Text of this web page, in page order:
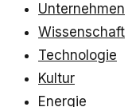
Unternehmen
Wissenschaft
Technologie
Kultur
Energie